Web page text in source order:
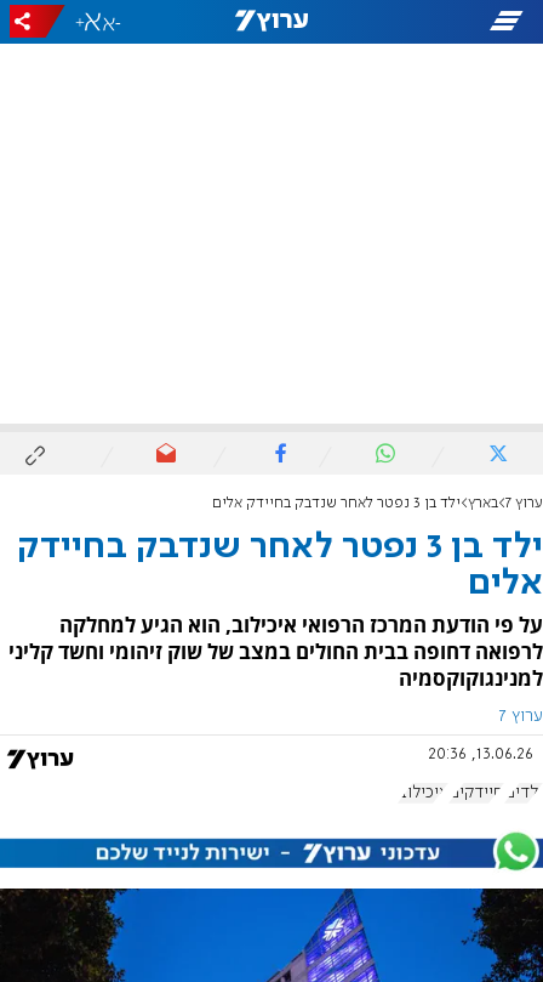
-
+
ערוץ 7 בארץ ילד בן 3 נפטר לאחר שנדבק בחיידק אלים
ילד בן 3 נפטר לאחר שנדבק בחיידק
אלים
על פי הודעת המרכז הרפואי איכילוב, הוא הגיע למחלקה
לרפואה דחופה בבית החולים במצב של שוק זיהומי וחשד קליני
למנינגוקוקסמיה
ערוץ 7
13.06.26, 20:36
ילדים חיידקים איכילוב